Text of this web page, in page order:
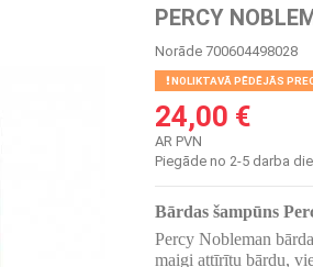
PERCY
Norāde 700604498028
NOLIKTAVĀ PĒDĒJĀS
24,00 €
AR PVN
Piegāde no 2-5 darba
Bārdas šampūns
Percy Nobleman
maigi attīrītu bārdu,